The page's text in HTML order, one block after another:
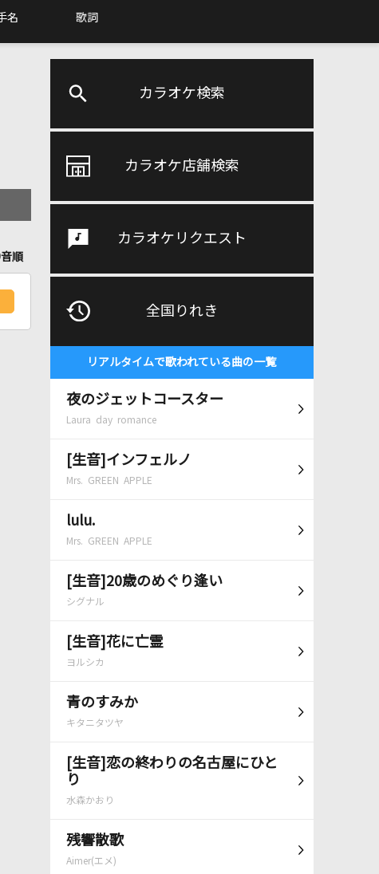
名 歌詞
カラオケ検索
カラオケ店舗検索
カラオケリクエスト
全国りれき
リアルタイムで歌われている曲の一覧
夜のジェットコースター
Laura day romance
[生音]インフェルノ
Mrs. GREEN APPLE
lulu.
Mrs. GREEN APPLE
[生音]20歳のめぐり逢い
シグナル
[生音]花に亡霊
ヨルシカ
青のすみか
キタニタツヤ
[生音]恋の終わりの名古屋にひと
り
水森かおり
残響散歌
Aimer(エメ)
順